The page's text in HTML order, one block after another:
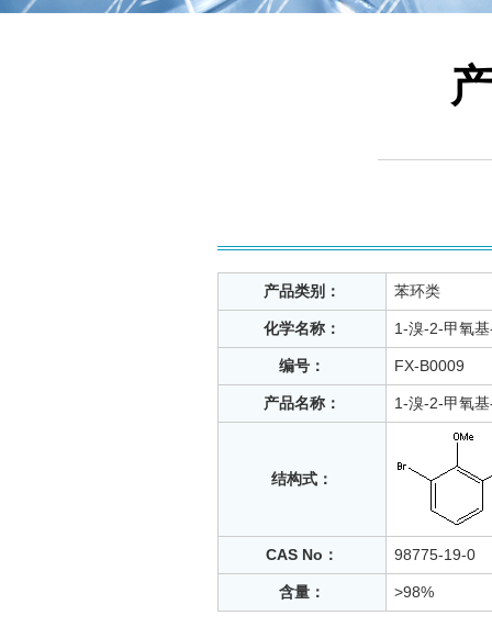
产品类别： 苯环类
化学名称： 1-溴-2-甲氧
编号： FX-B0009
产品名称： 1-溴-2-甲氧
结构式：
CAS No： 98775-19-0
含量： >98%